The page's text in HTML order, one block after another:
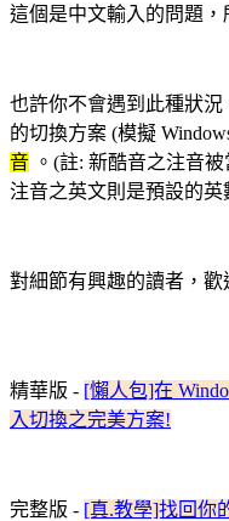
這個是中文輸入的問題，
也許你不會遇到此種狀況
的切換方案 (模擬
音 。(註: 新酷音之注音
注音之英文則是預設的英
對細節有興趣的讀者，
精華版 - [懶人包]在
入切換之完美方案!
完整版 - [真.教學]找回你